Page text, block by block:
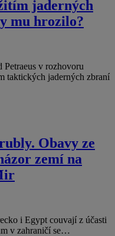
jaderných
mu hrozilo?
Petraeus v rozhovoru
taktických jaderných zbraní
Obavy ze
zemí na
i Egypt couvají z účasti
v zahraničí se…